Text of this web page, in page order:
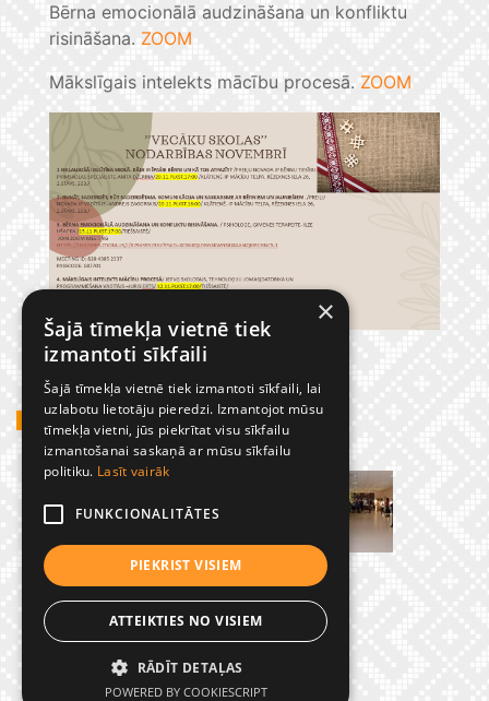
Bērna emocionālā audzināšana un konfliktu
risināšana. ZOOM
Mākslīgais intelekts mācību procesā. ZOOM
GADĪJUMBILDES
© Preiļu 1. pamatskola
×
Šajā tīmekļa vietnē tiek
izmantoti sīkfaili
Šajā tīmekļa vietnē tiek izmantoti sīkfaili, lai
uzlabotu lietotāju pieredzi. Izmantojot mūsu
tīmekļa vietni, jūs piekrītat visu sīkfailu
izmantošanai saskaņā ar mūsu sīkfailu
politiku. Lasīt vairāk
FUNKCIONALITĀTES
PIEKRIST VISIEM
ATTEIKTIES NO VISIEM
RĀDĪT DETAĻAS
POWERED BY COOKIESCRIPT